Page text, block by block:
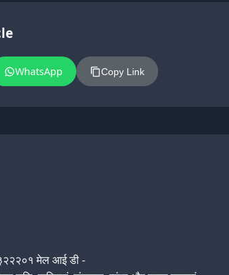
WhatsApp Copy Link
३२२२०१ मेल आई डी -